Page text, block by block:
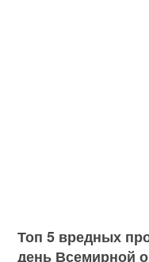
Топ 5 вредных
день Всемирной